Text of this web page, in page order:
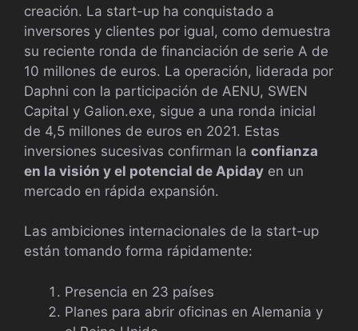
creación. La start-up ha conquistado a
inversores y clientes por igual, como demuestra
su reciente ronda de financiación de serie A de
10 millones de euros. La operación, liderada por
Daphni con la participación de AENU, SWEN
Capital y Galion.exe, sigue a una ronda inicial
de 4,5 millones de euros en 2021. Estas
inversiones sucesivas confirman la confianza
en la visión y el potencial de Apiday en un
mercado en rápida expansión.
Las ambiciones internacionales de la start-up
están tomando forma rápidamente:
Presencia en 23 países
Planes para abrir oficinas en Alemania y